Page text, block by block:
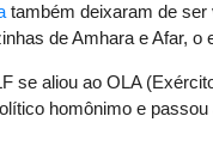
também deixaram de
de Amhara e Afar, o
se aliou ao OLA
homônimo e